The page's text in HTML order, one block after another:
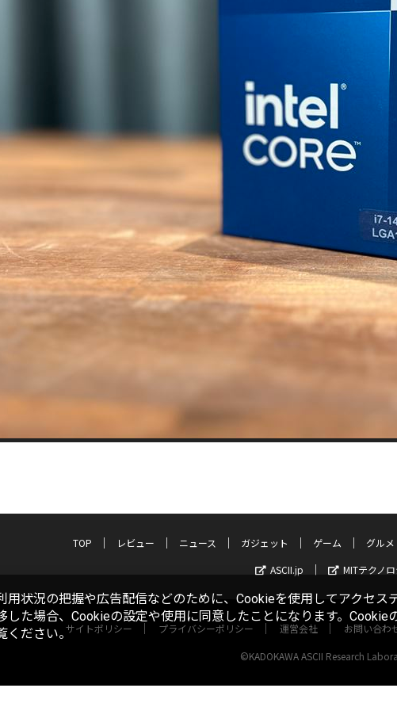
TOP レビュー ニュース ガジェット ゲーム グルメ
ASCII.jp
MITテクノ
サイトポリシー プライバシーポリシー 運営会社 お問い合わ
©KADOKAWA ASCII Research
用状況の把握や広告配信などのために、Cookieを使用してアクセス
した場合、Cookieの設定や使用に同意したことになります。Cookie
ください。